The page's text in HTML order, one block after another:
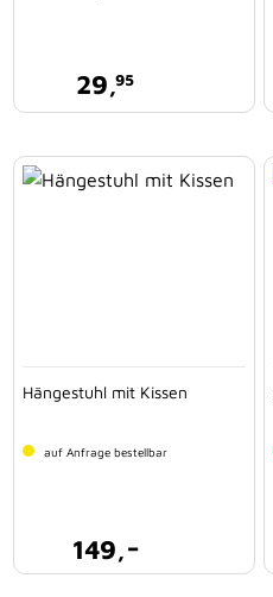
29,95
Hängestuhl mit Kissen
auf Anfrage bestellbar
149,-